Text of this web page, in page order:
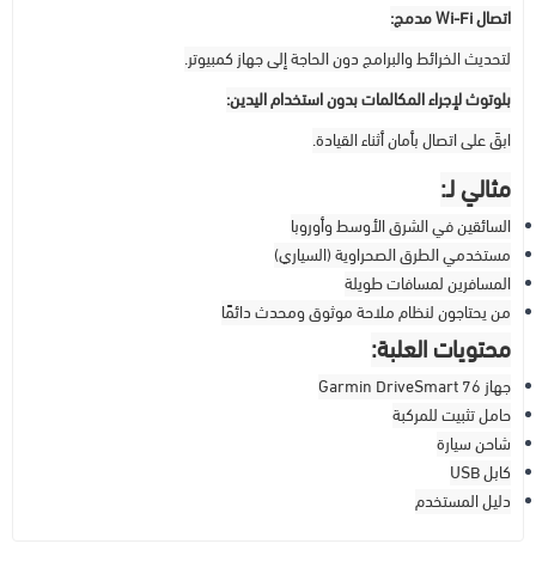
اتصال Wi-Fi مدمج:
لتحديث الخرائط والبرامج دون الحاجة إلى جهاز كمبيوتر.
بلوتوث لإجراء المكالمات بدون استخدام اليدين:
ابقَ على اتصال بأمان أثناء القيادة.
مثالي لـ:
السائقين في الشرق الأوسط وأوروبا
مستخدمي الطرق الصحراوية (السياري)
المسافرين لمسافات طويلة
من يحتاجون لنظام ملاحة موثوق ومحدث دائمًا
محتويات العلبة:
جهاز Garmin DriveSmart 76
حامل تثبيت للمركبة
شاحن سيارة
كابل USB
دليل المستخدم